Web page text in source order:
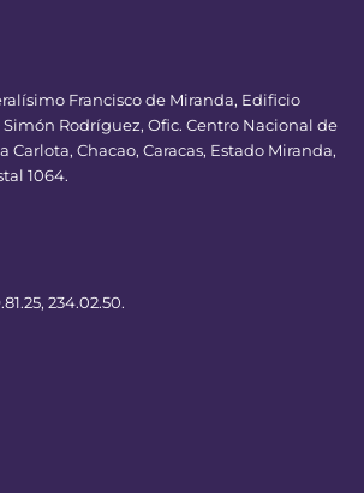
Francisco de Miranda, Edificio
Rodríguez, Ofic. Centro Nacional de
Carlota, Chacao, Caracas, Estado Miranda,
1064.
234.02.50.